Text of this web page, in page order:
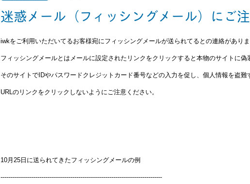
迷惑メール（フィッシングメール）にご
iwkをご利用いただいてるお客様宛にフィッシングメールが送られてるとの連絡がありま
フィッシングメールとはメールに設定されたリンクをクリックすると本物のサイトに偽
そのサイトでIDやパスワードクレジットカード番号などの入力を促し、個人情報を盗難
URLのリンクをクリックしないようにご注意ください。
10月25日に送られてきたフィッシングメールの例
-----------------------------------------------------------------------------------